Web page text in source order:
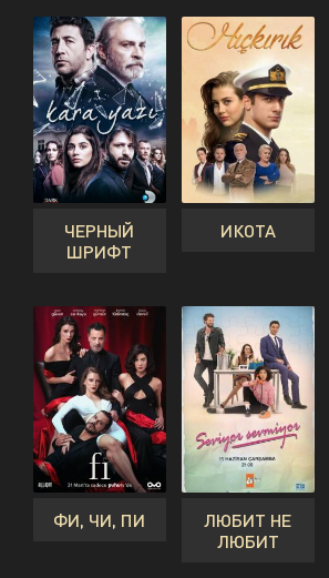
ЧЕРНЫЙ
ШРИФТ
ИКОТА
ФИ, ЧИ, ПИ
ЛЮБИТ НЕ
ЛЮБИТ